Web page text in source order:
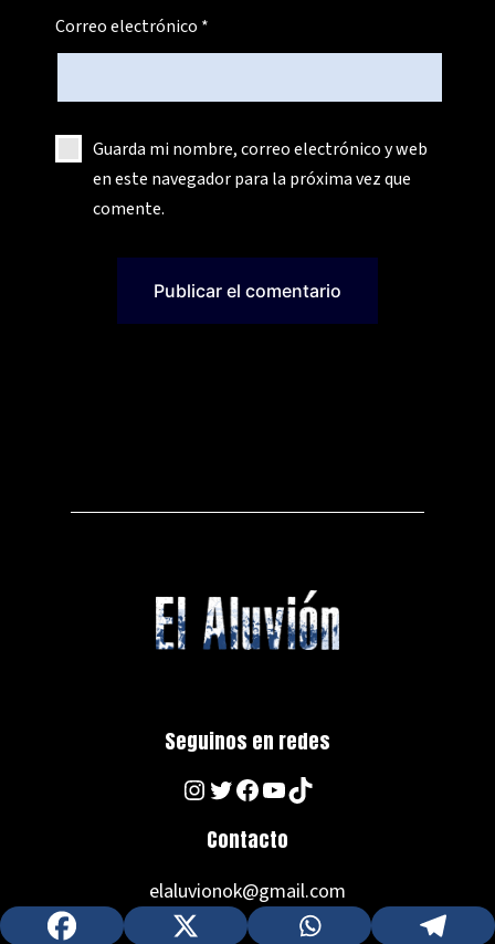
Correo electrónico *
Guarda mi nombre, correo electrónico y web
en este navegador para la próxima vez que
comente.
Seguinos en redes
Instagram
Twitter
Facebook
YouTube
TikTok
Contacto
elaluvionok@gmail.com